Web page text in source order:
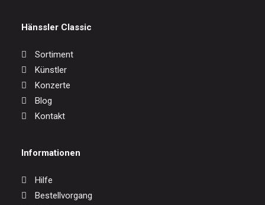
Hänssler Classic
Sortiment
Künstler
Konzerte
Blog
Kontakt
Informationen
Hilfe
Bestellvorgang